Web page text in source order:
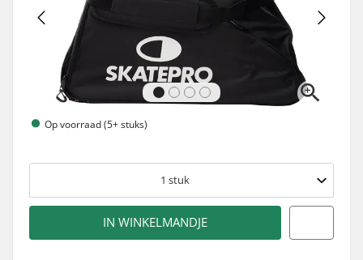
Op voorraad (5+ stuks)
1 stuk
IN WINKELMANDJE